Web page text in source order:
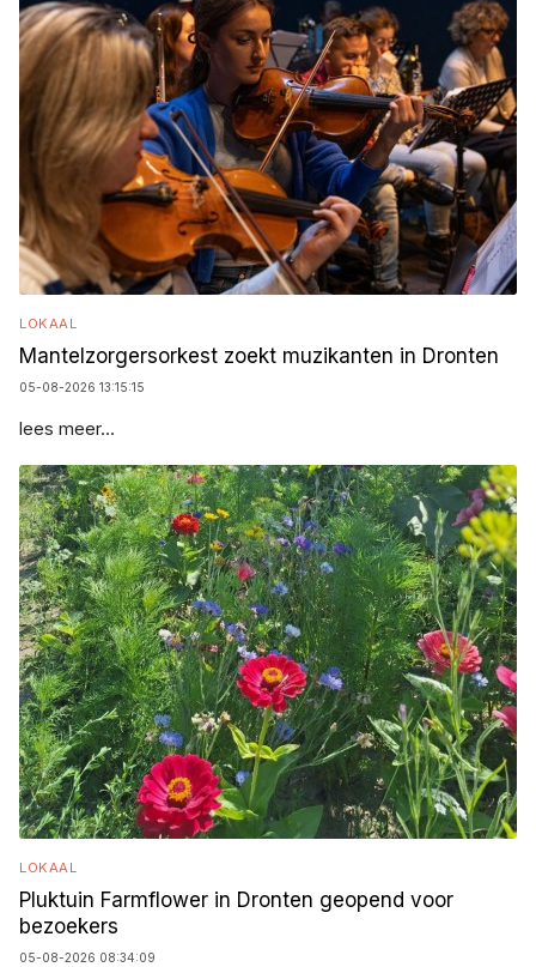
LOKAAL
Mantelzorgersorkest zoekt muzikanten in Dronten
05-08-2026 13:15:15
lees meer...
LOKAAL
Pluktuin Farmflower in Dronten geopend voor
bezoekers
05-08-2026 08:34:09